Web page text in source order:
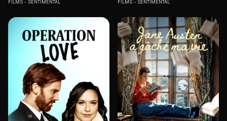
FILMS SENTIMENTAL FILMS SENTIMENTAL